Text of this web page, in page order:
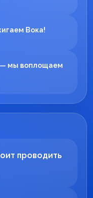
Вока!
— мы воплощаем
проводить